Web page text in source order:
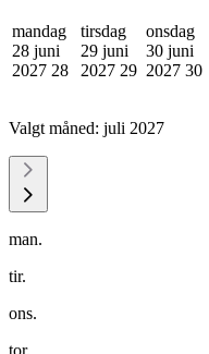
mandag
28 juni
2027 28
tirsdag
29 juni
2027 29
onsdag
30 juni
2027 30
Valgt måned: juli 2027
man.
tir.
ons.
tor.